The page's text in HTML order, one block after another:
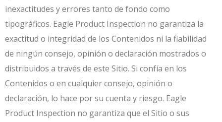
inexactitudes y errores tanto de fondo como
tipográficos. Eagle Product Inspection no garantiza la
exactitud o integridad de los Contenidos ni la fiabilidad
de ningún consejo, opinión o declaración mostrados o
distribuidos a través de este Sitio. Si confía en los
Contenidos o en cualquier consejo, opinión o
declaración, lo hace por su cuenta y riesgo. Eagle
Product Inspection no garantiza que el Sitio o sus